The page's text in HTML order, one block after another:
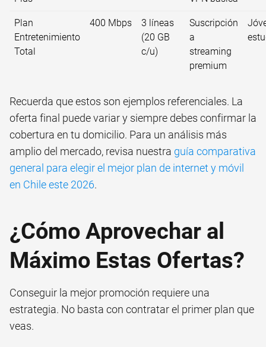
Plan
Entretenimiento
Total
400 Mbps
3 líneas
(20 GB
c/u)
Suscripción
a
streaming
premium
Recuerda que estos son ejemplos referenciales. La
oferta final puede variar y siempre debes confirmar la
cobertura en tu domicilio. Para un análisis más
amplio del mercado, revisa nuestra guía comparativa
general para elegir el mejor plan de internet y móvil
en Chile este 2026.
¿Cómo Aprovechar al
Máximo Estas Ofertas?
Conseguir la mejor promoción requiere una
estrategia. No basta con contratar el primer plan que
veas.